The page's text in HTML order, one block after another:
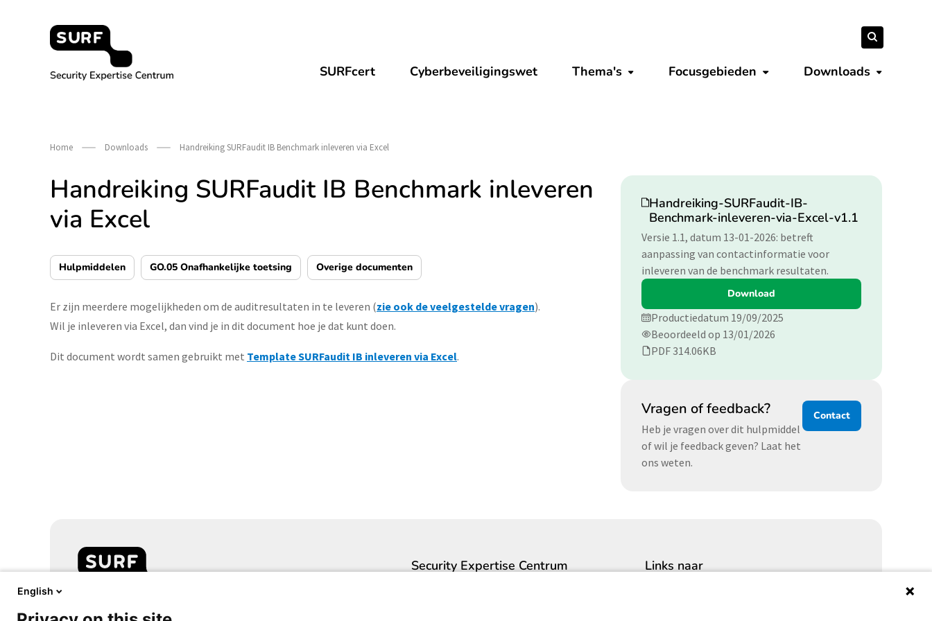
Security Expertise Centrum – by SURF
Zoeken
naar:Zoeken
SURFcert Cyberbeveiligingswet Thema's Submenu tonen
Focusgebieden Submenu tonen
Downloads
Home Downloads Handreiking SURFaudit IB Benchmark inleveren via Excel
Handreiking SURFaudit IB Benchmark inleveren
via Excel
Hulpmiddelen GO.05 Onafhankelijke toetsing Overige documenten
Er zijn meerdere mogelijkheden om de auditresultaten in te leveren (zie ook de veelgestelde vragen).
Wil je inleveren via Excel, dan vind je in dit document hoe je dat kunt doen.
Dit document wordt samen gebruikt met Template SURFaudit IB inleveren via Excel.
Download
Handreiking-SURFaudit-IB-
Benchmark-inleveren-via-Excel-v1.1
Versie 1.1, datum 13-01-2026: betreft
aanpassing van contactinformatie voor
inleveren van de benchmark resultaten.
Download
Productiedatum 19/09/2025
Beoordeeld op 13/01/2026
PDF 314.06KB
Vragen of feedback?
Heb je vragen over dit hulpmiddel
of wil je feedback geven? Laat het
ons weten.
Contact
Samen aanjagen van vernieuwing
Security Expertise Centrum Links naar
English